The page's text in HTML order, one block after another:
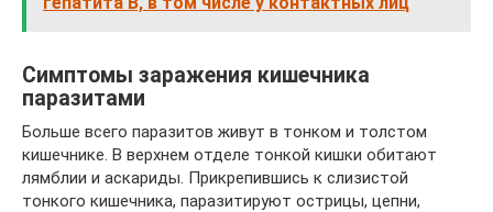
Симптомы заражения кишечника
паразитами
Больше всего паразитов живут в тонком и толстом
кишечнике. В верхнем отделе тонкой кишки обитают
лямблии и аскариды. Прикрепившись к слизистой
тонкого кишечника, паразитируют острицы, цепни,